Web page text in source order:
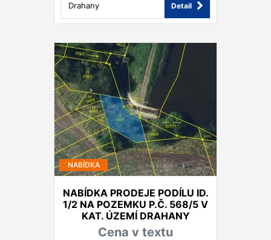
Drahany Detail
NABÍDKA
NABÍDKA PRODEJE PODÍLU ID.
1/2 NA POZEMKU P.Č. 568/5 V
KAT. ÚZEMÍ DRAHANY
Cena v textu